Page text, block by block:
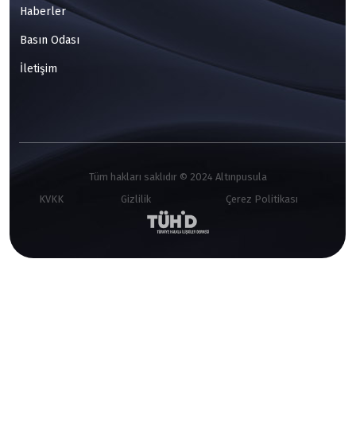
Haberler
Basın Odası
İletişim
Tüm hakları saklıdır © 2024 Altınpusula
KVKK
Gizlilik Çerez Politikası